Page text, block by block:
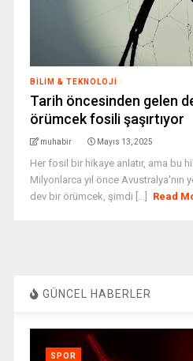
BILIM & TEKNOLOJI
Tarih öncesinden gelen
örümcek fosili şaşırtıyor
muhabir Mayıs 13, 2025
Her fosil bir hikaye anlatır, ama bu
Milyonlarca yıl önce Avustralya'nın
dev bir örümcek, şimdi [...]
Read
GÜNCEL HABERLER
SPOR